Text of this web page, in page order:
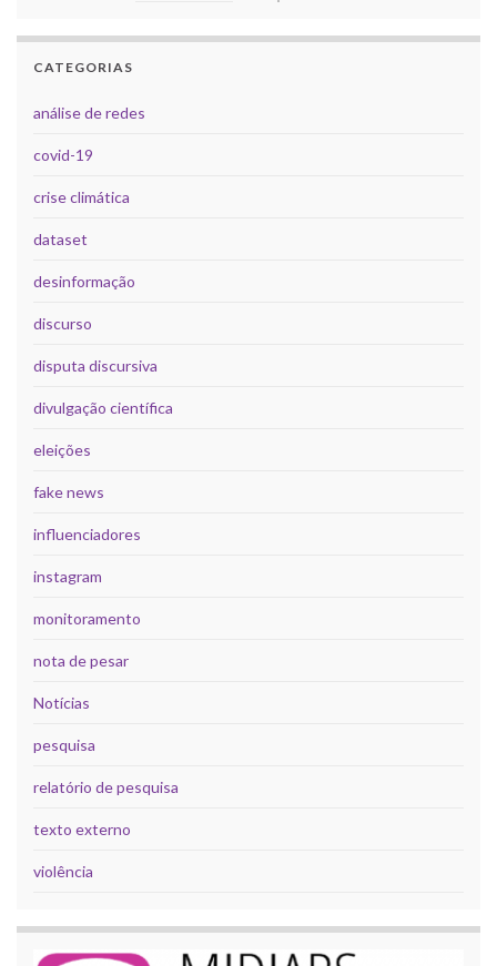
CATEGORIAS
análise de redes
covid-19
crise climática
dataset
desinformação
discurso
disputa discursiva
divulgação científica
eleições
fake news
influenciadores
instagram
monitoramento
nota de pesar
Notícias
pesquisa
relatório de pesquisa
texto externo
violência